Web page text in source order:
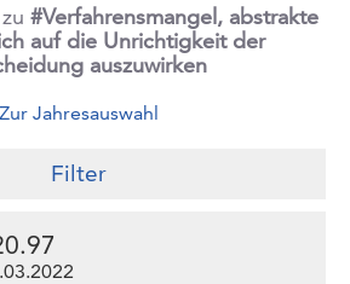
#Verfahrensmangel, abstrakte
auf die Unrichtigkeit der
auszuwirken
Zur Jahresauswahl
Filter